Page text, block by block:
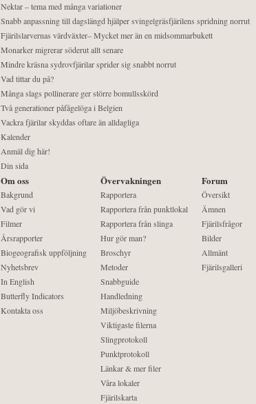
Nektar – tema med många variationer
Snabb anpassning till dagslängd hjälper svingelgräsfjärilens spridning norrut
Fjärilslarvernas värdväxter– Mycket mer än en midsommarbukett
Monarker migrerar söderut allt senare
Mindre kräsna sydrovfjärilar sprider sig snabbt norrut
Vad tittar du på?
Många slags pollinerare ger större bomullsskörd
Två generationer påfågelöga i Belgien
Vackra fjärilar skyddas oftare än alldagliga
Kalender
Anmäl dig här!
Din sida
Om oss
Bakgrund
Vad gör vi
Filmer
Årsrapporter
Biogeografisk uppföljning
Nyhetsbrev
In English
Butterfly Indicators
Kontakta oss
Övervakningen
Rapportera
Rapportera från punktlokal
Rapportera från slinga
Hur gör man?
Broschyr
Metoder
Snabbguide
Handledning
Miljöbeskrivning
Viktigaste filerna
Slingprotokoll
Punktprotokoll
Länkar & mer filer
Våra lokaler
Fjärilskarta
Forum
Översikt
Ämnen
Fjärilsfrågor
Bilder
Allmänt
Fjärilsgalleri